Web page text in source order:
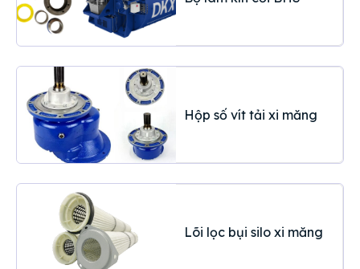
Hộp số vít tải xi măng
Lõi lọc bụi silo xi măng